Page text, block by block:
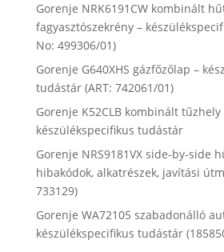
Gorenje NRK6191CW kombinált
fagyasztószekrény –
No: 499306/01)
Gorenje G640XHS gázfőzőlap –
tudástár (ART: 742061/01)
Gorenje K52CLB kombinált tűzhely
készülékspecifikus tudástár
Gorenje NRS9181VX side-by-side
hibakódok, alkatrészek, javítási
733129)
Gorenje WA72105 szabadonálló
készülékspecifikus tudástár